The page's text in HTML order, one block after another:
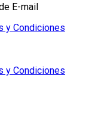
E-mail
y Condiciones
y Condiciones